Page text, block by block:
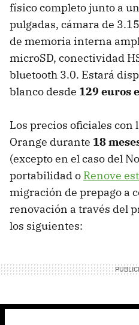
físico completo junto a
pulgadas, cámara de
de memoria interna
microSD, conectividad
bluetooth 3.0. Estará
blanco desde 129 euros
Los precios oficiales
Orange durante 18
(excepto en el caso del
portabilidad o Renove
migración de prepago a
renovación a través del
los siguientes: